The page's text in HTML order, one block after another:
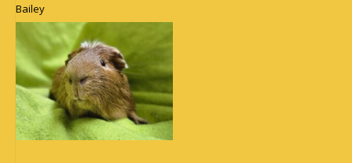
Bailey